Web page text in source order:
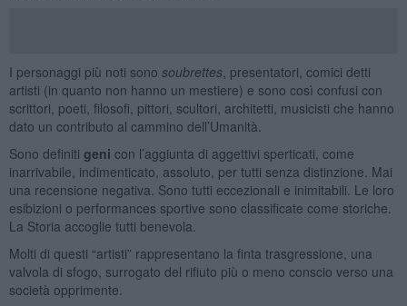
I personaggi più noti sono soubrettes, presentatori, comici detti
artisti (in quanto non hanno un mestiere) e sono così confusi con
scrittori, poeti, filosofi, pittori, scultori, architetti, musicisti che hanno
dato un contributo al cammino dell’Umanità.
Sono definiti geni con l’aggiunta di aggettivi sperticati, come
inarrivabile, indimenticato, assoluto, per tutti senza distinzione. Mai
una recensione negativa. Sono tutti eccezionali e inimitabili. Le loro
esibizioni o performances sportive sono classificate come storiche.
La Storia accoglie tutti benevola.
Molti di questi “artisti” rappresentano la finta trasgressione, una
valvola di sfogo, surrogato del rifiuto più o meno conscio verso una
società opprimente.